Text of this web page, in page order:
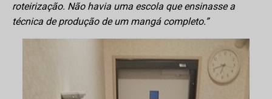
roteirização. Não havia uma escola que ensinasse a
técnica de produção de um mangá completo.”